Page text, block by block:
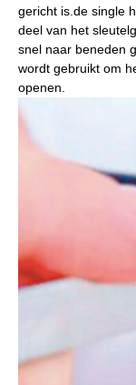
gericht is.de single
deel van het
snel naar beneden
wordt gebruikt om
openen.